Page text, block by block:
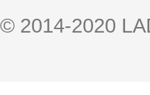
© 2014-2020